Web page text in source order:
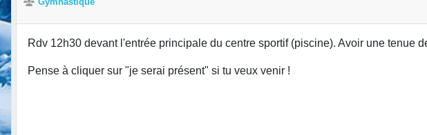
Rdv 12h30 devant l'entrée principale du centre sportif (piscine). Avoir une tenue
Pense à cliquer sur "je serai présent" si tu veux venir !